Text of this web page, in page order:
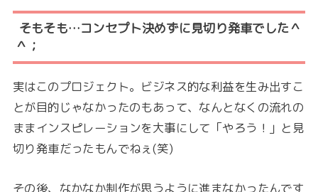
そもそも…コンセプト決めずに見切り発車でした＾
＾；
実はこのプロジェクト。ビジネス的な利益を生み出すこ
とが目的じゃなかったのもあって、なんとなくの流れの
ままインスピレーションを大事にして「やろう！」と見
切り発車だったもんでねぇ(笑)
その後、なかなか制作が思うように進まなかったんです